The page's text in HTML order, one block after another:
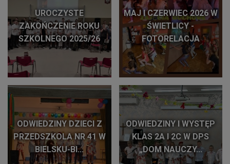
UROCZYSTE
ZAKOŃCZENIE ROKU
SZKOLNEGO 2025/26
MAJ I CZERWIEC 2026 W
ŚWIETLICY -
FOTORELACJA
ODWIEDZINY DZIECI Z
PRZEDSZKOLA NR 41 W
BIELSKU-BI...
ODWIEDZINY I WYSTĘP
KLAS 2A I 2C W DPS
„DOM NAUCZY...